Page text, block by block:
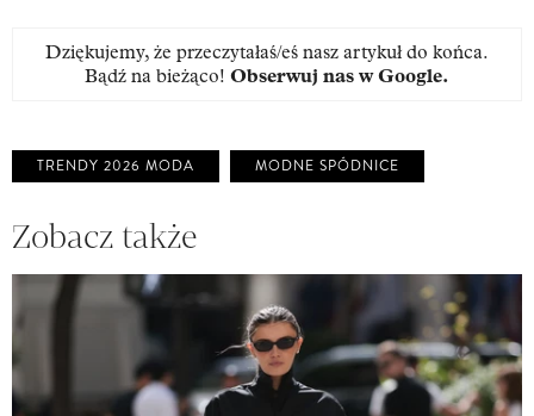
Dziękujemy, że przeczytałaś/eś nasz artykuł do końca.
Bądź na bieżąco! Obserwuj nas w Google.
TRENDY 2026 MODA MODNE SPÓDNICE
Zobacz także